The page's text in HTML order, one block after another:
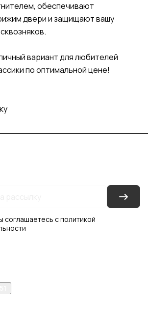
обеспечивают
двери и защищают вашу
вариант для любителей
по оптимальной цене!
соглашаетесь сполитикой